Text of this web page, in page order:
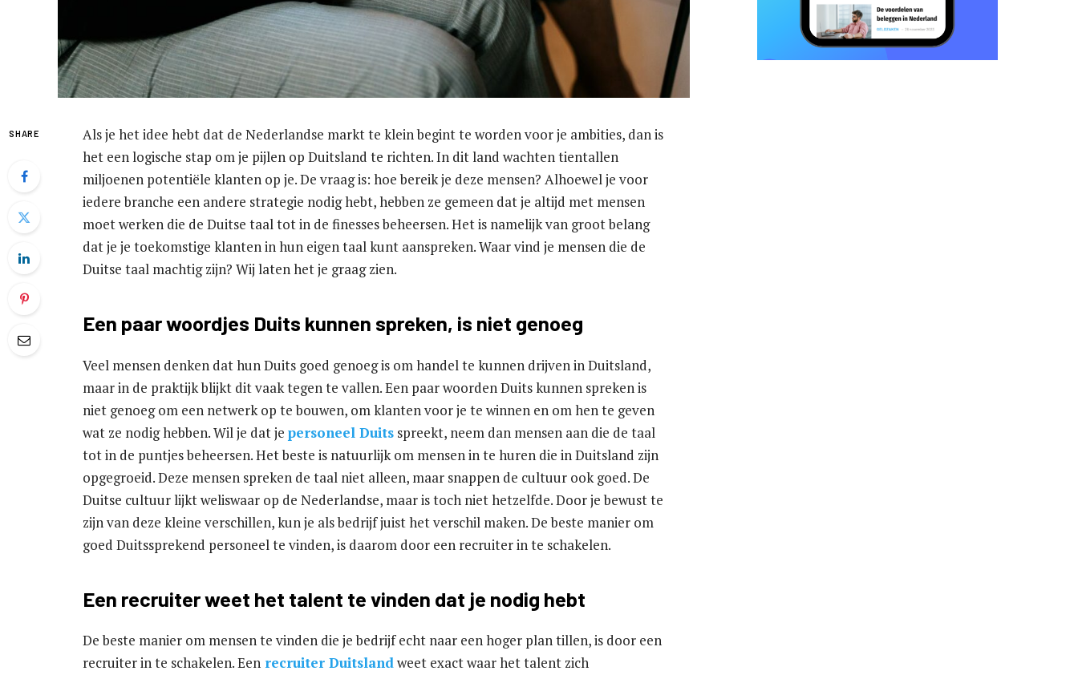
SHARE
Als je het idee hebt dat de Nederlandse markt te klein begint te worden voor je ambities, dan is
het een logische stap om je pijlen op Duitsland te richten. In dit land wachten tientallen
miljoenen potentiële klanten op je. De vraag is: hoe bereik je deze mensen? Alhoewel je voor
iedere branche een andere strategie nodig hebt, hebben ze gemeen dat je altijd met mensen
moet werken die de Duitse taal tot in de finesses beheersen. Het is namelijk van groot belang
dat je je toekomstige klanten in hun eigen taal kunt aanspreken. Waar vind je mensen die de
Duitse taal machtig zijn? Wij laten het je graag zien.
Een paar woordjes Duits kunnen spreken, is niet genoeg
Veel mensen denken dat hun Duits goed genoeg is om handel te kunnen drijven in Duitsland,
maar in de praktijk blijkt dit vaak tegen te vallen. Een paar woorden Duits kunnen spreken is
niet genoeg om een netwerk op te bouwen, om klanten voor je te winnen en om hen te geven
wat ze nodig hebben. Wil je dat je personeel Duits spreekt, neem dan mensen aan die de taal
tot in de puntjes beheersen. Het beste is natuurlijk om mensen in te huren die in Duitsland zijn
opgegroeid. Deze mensen spreken de taal niet alleen, maar snappen de cultuur ook goed. De
Duitse cultuur lijkt weliswaar op de Nederlandse, maar is toch niet hetzelfde. Door je bewust te
zijn van deze kleine verschillen, kun je als bedrijf juist het verschil maken. De beste manier om
goed Duitssprekend personeel te vinden, is daarom door een recruiter in te schakelen.
Een recruiter weet het talent te vinden dat je nodig hebt
De beste manier om mensen te vinden die je bedrijf echt naar een hoger plan tillen, is door een
recruiter in te schakelen. Een recruiter Duitslandweet exact waar het talent zich